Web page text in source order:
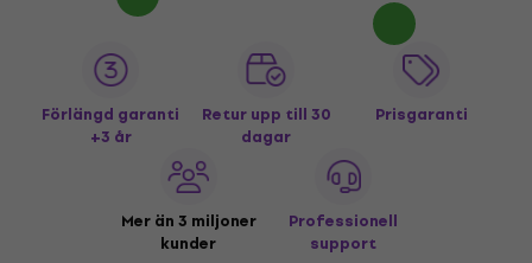
Förlängd garanti
+3 år
Retur upp till 30
dagar
Prisgaranti
Mer än 3 miljoner
kunder
Professionell
support